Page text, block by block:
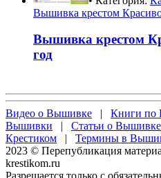
Вышивка крестом
Вышивка крестом
год
Видео о Вышивке | Книги по
Вышивки | Статьи о Вышивке
Крестиком | Термины в
2023 © Перепубликация
krestikom.ru